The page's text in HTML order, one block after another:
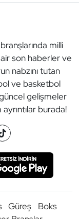
milli
son haberler ve
nabzını tutan
ve basketbol
gelişmeler
burada!
Güreş
Boks